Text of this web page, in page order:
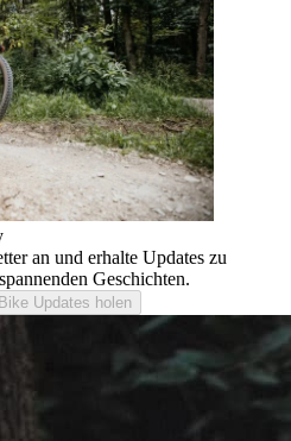
an und erhalte Updates zu
Geschichten.
Bike Updates holen